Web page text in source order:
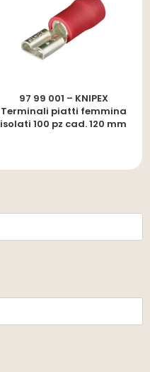
97 99 001 – KNIPEX
Terminali piatti femmina
isolati 100 pz cad. 120 mm